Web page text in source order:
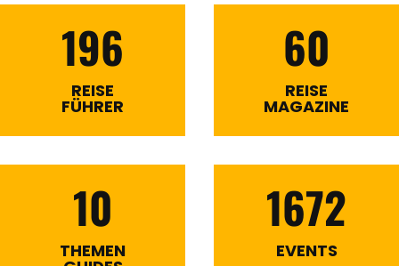
196
REISE
FÜHRER
60
REISE
MAGAZINE
10
THEMEN
1672
EVENTS